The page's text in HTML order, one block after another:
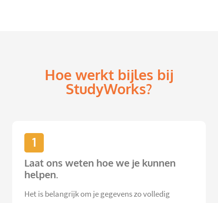
Hoe werkt bijles bij
StudyWorks?
1
Laat ons weten hoe we je kunnen
helpen.
Het is belangrijk om je gegevens zo volledig